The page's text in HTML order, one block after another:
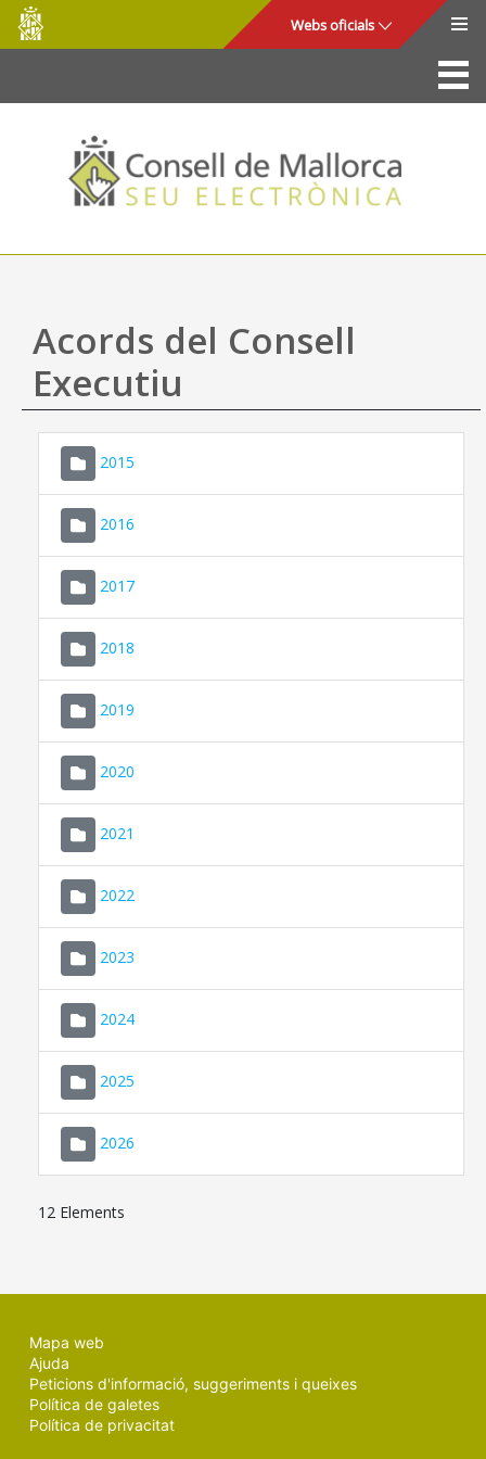
Salta al contingut principal
Consell
de
Mallorca
Webs oficials
La Seu
Consell de Mallorca
Accés i seguretat
Utilitats
Ajuda
Acords del Consell
Executiu
2015
2016
2017
2018
2019
2020
2021
2022
2023
2024
2025
2026
12 Elements
Mapa web
Ajuda
Peticions d'informació, suggeriments i queixes
Política de galetes
Política de privacitat